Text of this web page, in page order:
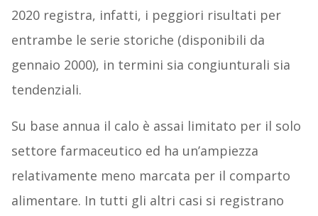
2020 registra, infatti, i peggiori risultati per
entrambe le serie storiche (disponibili da
gennaio 2000), in termini sia congiunturali sia
tendenziali.
Su base annua il calo è assai limitato per il solo
settore farmaceutico ed ha un’ampiezza
relativamente meno marcata per il comparto
alimentare. In tutti gli altri casi si registrano